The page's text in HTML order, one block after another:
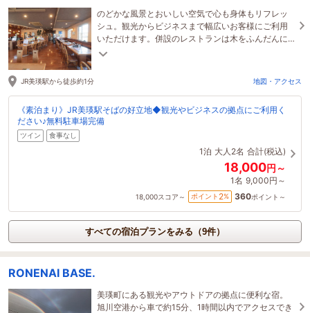
のどかな風景とおいしい空気で心も身体もリフレッ
シュ。観光からビジネスまで幅広いお客様にご利用
いただけます。併設のレストランは木をふんだんに
使っており手作り料理でいつも最高のおもてなし。
JR美瑛駅から徒歩約1分 地図・アクセス
《素泊まり》JR美瑛駅そばの好立地◆観光やビジネスの拠点にご利用く
ださい♪無料駐車場完備
ツイン 食事なし
1泊 大人2名 合計(税込)
18,000円～
1名 9,000円～
18,000スコア～ ポイント 2% 360ポイント～
すべての宿泊プランをみる（9件）
RONENAI BASE.
美瑛町にある観光やアウトドアの拠点に便利な宿。
旭川空港から車で約15分、1時間以内でアクセスでき